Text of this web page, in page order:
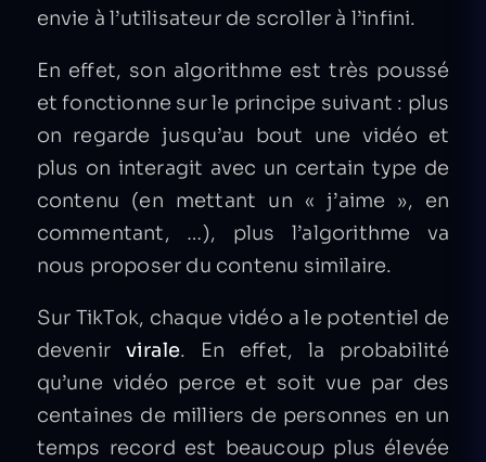
envie à l’utilisateur de scroller à l’infini.
En effet, son algorithme est très poussé
et fonctionne sur le principe suivant : plus
on regarde jusqu’au bout une vidéo et
plus on interagit avec un certain type de
contenu (en mettant un « j’aime », en
commentant, …), plus l’algorithme va
nous proposer du contenu similaire.
Sur TikTok, chaque vidéo a le potentiel de
devenir virale. En effet, la probabilité
qu’une vidéo perce et soit vue par des
centaines de milliers de personnes en un
temps record est beaucoup plus élevée